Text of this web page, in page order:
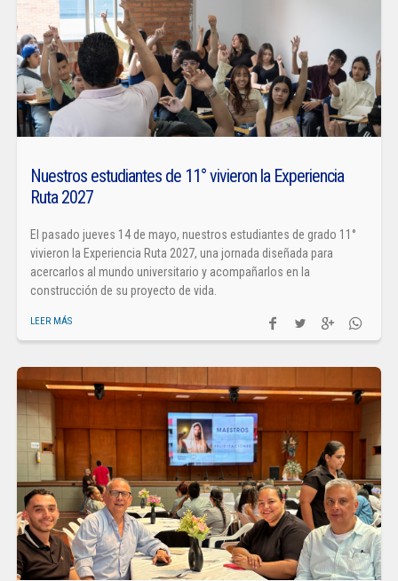
Nuestros estudiantes de 11° vivieron la Experiencia
Ruta 2027
El pasado jueves 14 de mayo, nuestros estudiantes de grado 11°
vivieron la Experiencia Ruta 2027, una jornada diseñada para
acercarlos al mundo universitario y acompañarlos en la
construcción de su proyecto de vida.
LEER MÁS